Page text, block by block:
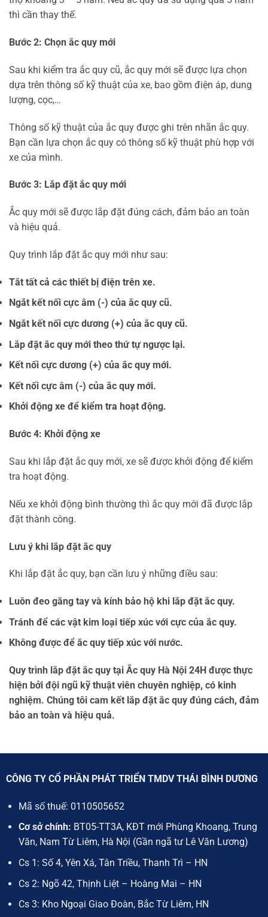
thì cần thay thế.
Bước 2: Chọn ắc quy mới
Sau khi kiểm tra ắc quy cũ, ắc quy mới sẽ được lựa chọn
dựa trên thông số kỹ thuật của xe, bao gồm điện áp, dung
lượng, cọc,…
Thông số kỹ thuật của ắc quy được ghi trên nhãn ắc quy.
Bạn cần lựa chọn ắc quy có thông số kỹ thuật phù hợp với
xe của mình.
Bước 3: Lắp đặt ắc quy mới
Ắc quy mới sẽ được lắp đặt đúng cách, đảm bảo an toàn
và hiệu quả.
Quy trình lắp đặt ắc quy mới như sau:
Tắt tất cả các thiết bị điện trên xe.
Ngắt kết nối cực âm (-) của ắc quy cũ.
Ngắt kết nối cực dương (+) của ắc quy cũ.
Lắp đặt ắc quy mới theo thứ tự ngược lại.
Kết nối cực dương (+) của ắc quy mới.
Kết nối cực âm (-) của ắc quy mới.
Khởi động xe để kiểm tra hoạt động.
Bước 4: Khởi động xe
Sau khi lắp đặt ắc quy mới, xe sẽ được khởi động để kiểm
tra hoạt động.
Nếu xe khởi động bình thường thì ắc quy mới đã được lắp
đặt thành công.
Lưu ý khi lắp đặt ắc quy
Khi lắp đặt ắc quy, bạn cần lưu ý những điều sau:
Luôn đeo găng tay và kính bảo hộ khi lắp đặt ắc quy.
Tránh để các vật kim loại tiếp xúc với cực của ắc quy.
Không được để ắc quy tiếp xúc với nước.
Quy trình lắp đặt ắc quy tại Ắc quy Hà Nội 24H được thực
hiện bởi đội ngũ kỹ thuật viên chuyên nghiệp, có kinh
nghiệm. Chúng tôi cam kết lắp đặt ắc quy đúng cách, đảm
bảo an toàn và hiệu quả.
CÔNG TY CỔ PHẦN PHÁT TRIỂN TMDV THÁI BÌNH DƯƠNG
Mã số thuế: 0110505652
Cơ sở chính: BT05-TT3A, KĐT mới Phùng Khoang, Trung
Văn, Nam Từ Liêm, Hà Nội (Gần ngã tư Lê Văn Lương)
Cs 1: Số 4, Yên Xá, Tân Triều, Thanh Trì – HN
Cs 2: Ngõ 42, Thịnh Liệt – Hoàng Mai – HN
Cs 3: Kho Ngoại Giao Đoàn, Bắc Từ Liêm, HN